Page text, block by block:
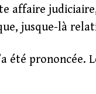
affaire
jusque-là
été prononcée.